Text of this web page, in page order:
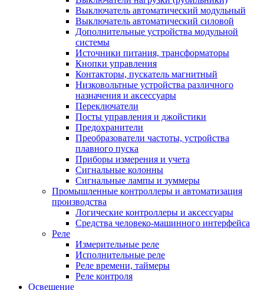
Выключатель автоматический модульный
Выключатель автоматический силовой
Дополнительные устройства модульной
системы
Источники питания, трансформаторы
Кнопки управления
Контакторы, пускатель магнитный
Низковольтные устройства различного
назначения и аксессуары
Переключатели
Посты управления и джойстики
Предохранители
Преобразователи частоты, устройства
плавного пуска
Приборы измерения и учета
Сигнальные колонны
Сигнальные лампы и зуммеры
Промышленные контроллеры и автоматизация
производства
Логические контроллеры и аксессуары
Средства человеко-машинного интерфейса
Реле
Измерительные реле
Исполнительные реле
Реле времени, таймеры
Реле контроля
Освещение